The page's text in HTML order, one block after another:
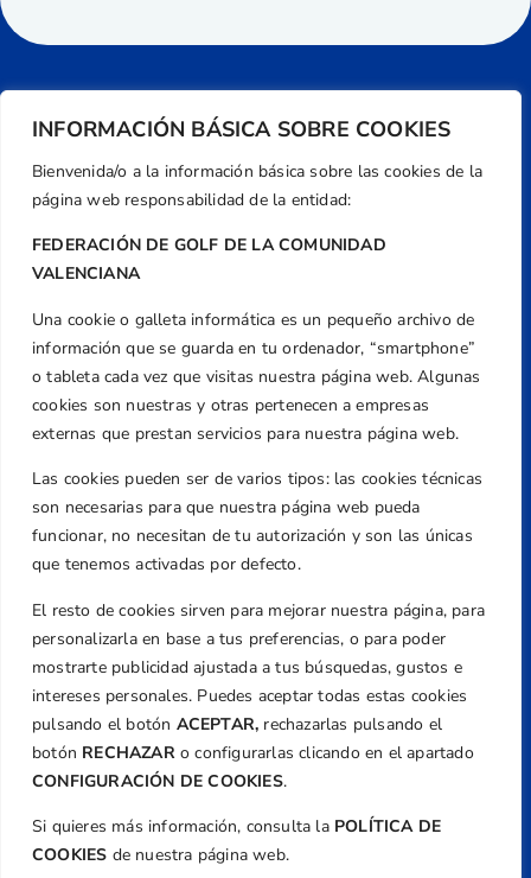
INFORMACIÓN BÁSICA SOBRE COOKIES
Bienvenida/o a la información básica sobre las cookies de la
página web responsabilidad de la entidad:
FEDERACIÓN DE GOLF DE LA COMUNIDAD
VALENCIANA
Una cookie o galleta informática es un pequeño archivo de
información que se guarda en tu ordenador, “smartphone”
o tableta cada vez que visitas nuestra página web. Algunas
cookies son nuestras y otras pertenecen a empresas
externas que prestan servicios para nuestra página web.
Las cookies pueden ser de varios tipos: las cookies técnicas
son necesarias para que nuestra página web pueda
funcionar, no necesitan de tu autorización y son las únicas
que tenemos activadas por defecto.
El resto de cookies sirven para mejorar nuestra página, para
personalizarla en base a tus preferencias, o para poder
mostrarte publicidad ajustada a tus búsquedas, gustos e
intereses personales. Puedes aceptar todas estas cookies
pulsando el botón ACEPTAR, rechazarlas pulsando el
botón RECHAZARo configurarlas clicando en el apartado
CONFIGURACIÓN DE COOKIES.
Si quieres más información, consulta la POLÍTICA DE
COOKIES de nuestra página web.
Dirección
Centre de L´Esport, Carrer d'Isaac Peral i
Caballero, Nº 5, Despachos 2 y 3, 46980,
Valencia
+34 961 367 799
Email
federacion@golfcv.com
Aviso Legal
Política de Privacidad
Transparencia
Normativa
Federación